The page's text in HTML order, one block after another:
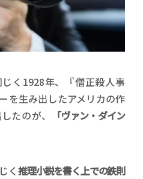
じく1928年、『僧正殺人事
を生み出したアメリカの作
たのが、
「ヴァン・ダイン
く推理小説を書く上での鉄則